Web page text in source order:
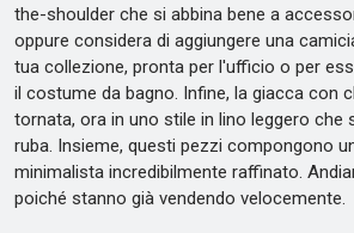
the-shoulder che si abbina bene a
oppure considera di aggiungere una
tua collezione, pronta per l'ufficio o per
il costume da bagno. Infine, la giacca con
tornata, ora in uno stile in lino leggero che
ruba. Insieme, questi pezzi compongono
minimalista incredibilmente raffinato.
poiché stanno già vendendo velocemente.